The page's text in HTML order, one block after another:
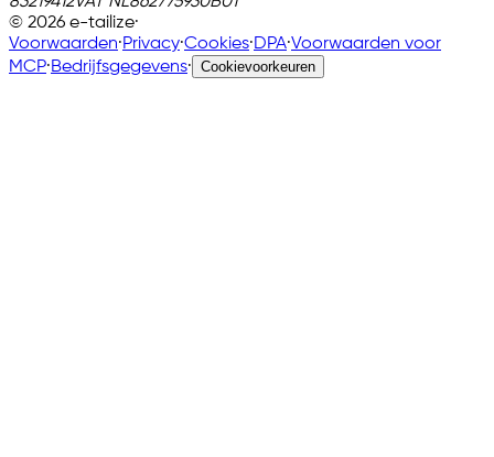
© 2026 e-tailize·
Voorwaarden·Privacy·Cookies·DPA·Voorwaarden voor
MCP·Bedrijfsgegevens· Cookievoorkeuren